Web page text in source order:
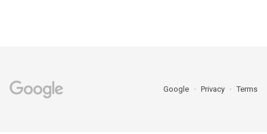
Google Privacy Terms